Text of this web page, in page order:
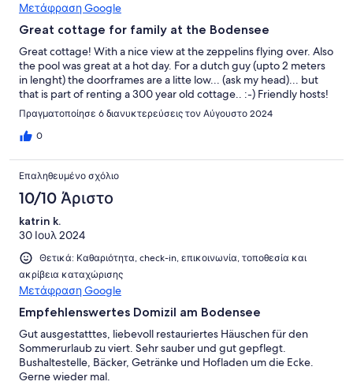
Μετάφραση Google
Great cottage for family at the Bodensee
Great cottage! With a nice view at the zeppelins flying over. Also
the pool was great at a hot day. For a dutch guy (upto 2 meters
in lenght) the doorframes are a litte low... (ask my head)... but
that is part of renting a 300 year old cottage.. :-) Friendly hosts!
Πραγματοποίησε 6 διανυκτερεύσεις τον Αύγουστο 2024
0
Επαληθευμένο σχόλιο
10/10 Άριστο
katrin k.
30 Ιουλ 2024
Θετικά: Καθαριότητα, check-in, επικοινωνία, τοποθεσία και
ακρίβεια καταχώρισης
Μετάφραση Google
Empfehlenswertes Domizil am Bodensee
Gut ausgestatttes, liebevoll restauriertes Häuschen für den
Sommerurlaub zu viert. Sehr sauber und gut gepflegt.
Bushaltestelle, Bäcker, Getränke und Hofladen um die Ecke.
Gerne wieder mal.